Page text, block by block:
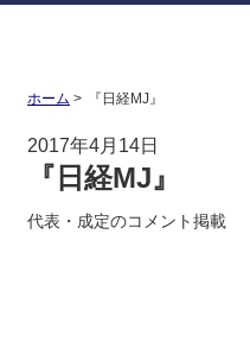
ホーム 『日経MJ』
2017年4月14日
『日経MJ』
代表・成定のコメント掲載